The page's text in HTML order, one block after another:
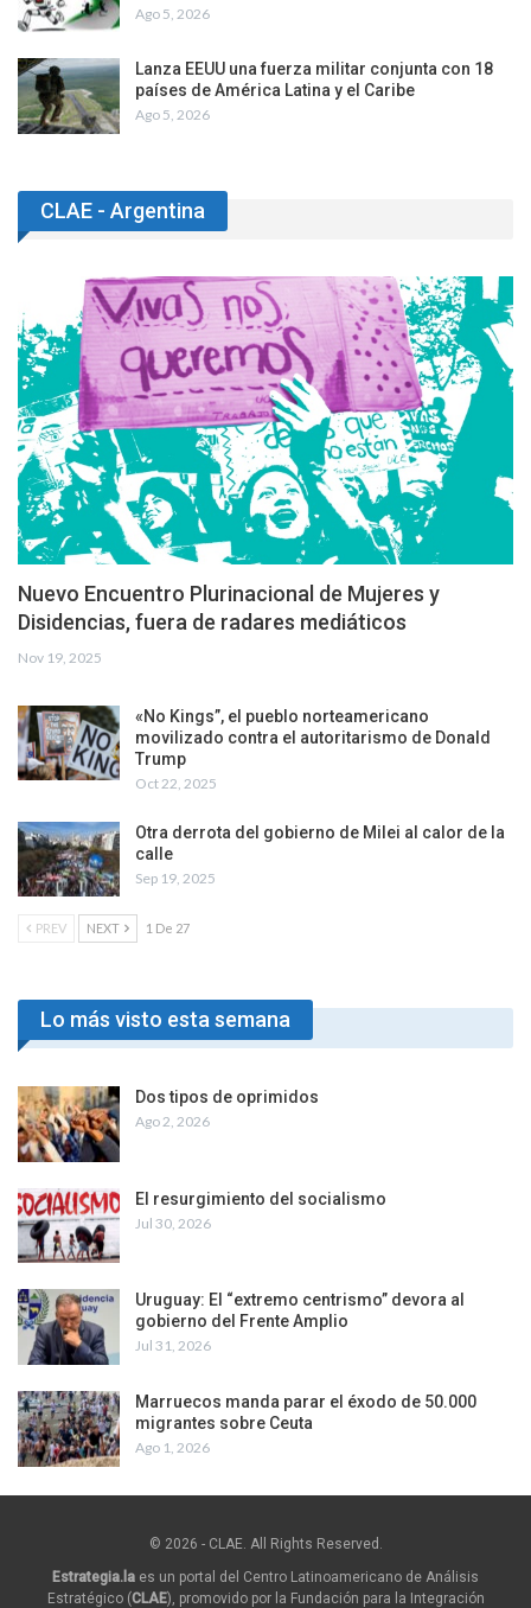
Ago 5, 2026
Lanza EEUU una fuerza militar conjunta con 18
países de América Latina y el Caribe
Ago 5, 2026
CLAE - Argentina
Nuevo Encuentro Plurinacional de Mujeres y
Disidencias, fuera de radares mediáticos
Nov 19, 2025
«No Kings”, el pueblo norteamericano
movilizado contra el autoritarismo de Donald
Trump
Oct 22, 2025
Otra derrota del gobierno de Milei al calor de la
calle
Sep 19, 2025
PREV NEXT 1 De 27
Lo más visto esta semana
Dos tipos de oprimidos
Ago 2, 2026
El resurgimiento del socialismo
Jul 30, 2026
Uruguay: El “extremo centrismo” devora al
gobierno del Frente Amplio
Jul 31, 2026
Marruecos manda parar el éxodo de 50.000
migrantes sobre Ceuta
Ago 1, 2026
© 2026 - CLAE. All Rights Reserved.
Estrategia.la es un portal del Centro Latinoamericano de Análisis
Estratégico (CLAE), promovido por la Fundación para la Integración